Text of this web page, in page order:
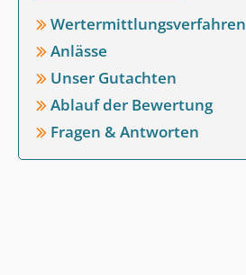
Wertermittlungsverfahren
Anlässe
Unser Gutachten
Ablauf der Bewertung
Fragen & Antworten